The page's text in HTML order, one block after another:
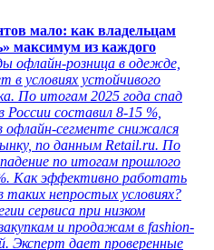
мало: как владельцам
максимум из каждого
офлайн-розница в одежде,
в условиях устойчивого
По итогам 2025 года спад
составил 8-15 %,
офлайн-сегменте снижался
по данным Retail.ru. По
по итогам прошлого
Как эффективно работать
непростых условиях?
сервиса при низком
и продажам в fashion-
Эксперт дает проверенные